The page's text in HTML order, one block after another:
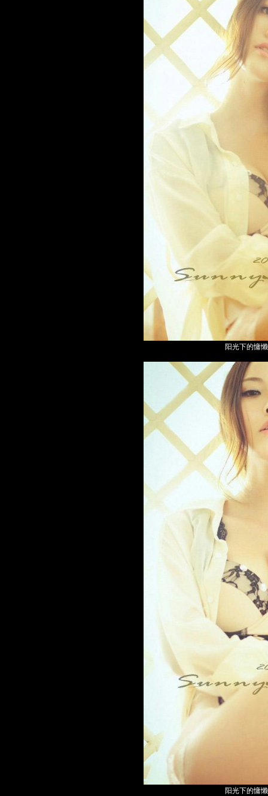
阳光下的慵
阳光下的慵